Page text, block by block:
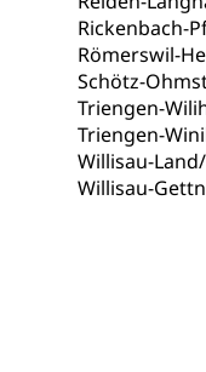
Rickenbach-
Römerswil-
Schötz-
Triengen-
Triengen-
Willisau-
Willisau-